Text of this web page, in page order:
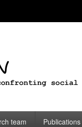
team Publications